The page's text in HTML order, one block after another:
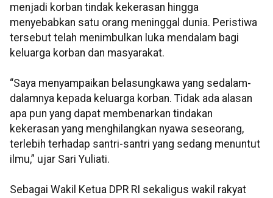
menjadi korban tindak kekerasan hingga
menyebabkan satu orang meninggal dunia. Peristiwa
tersebut telah menimbulkan luka mendalam bagi
keluarga korban dan masyarakat.
“Saya menyampaikan belasungkawa yang sedalam-
dalamnya kepada keluarga korban. Tidak ada alasan
apa pun yang dapat membenarkan tindakan
kekerasan yang menghilangkan nyawa seseorang,
terlebih terhadap santri-santri yang sedang menuntut
ilmu,” ujar Sari Yuliati.
Sebagai Wakil Ketua DPR RI sekaligus wakil rakyat